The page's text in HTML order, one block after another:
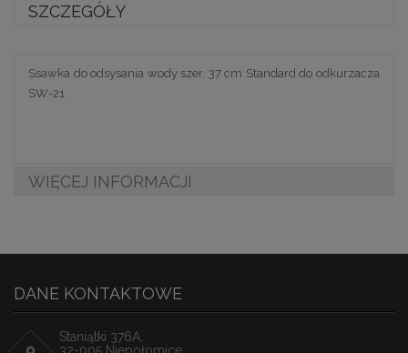
SZCZEGÓŁY
Ssawka do odsysania wody szer. 37 cm Standard do odkurzacza
SW-21
WIĘCEJ INFORMACJI
DANE KONTAKTOWE
Staniątki 376A,